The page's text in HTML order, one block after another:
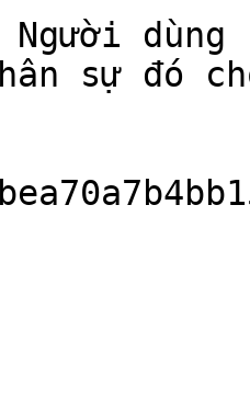
dùng
sự đó